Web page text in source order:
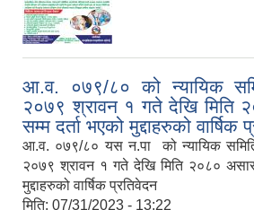
आ.व. ०७९/८० को न्यायिक
२०७९ श्रावन १ गते देखि मिति
सम्म दर्ता भएको मुद्दाहरुको वार्षिक
आ.व. ०७९/८० यस न.पा को न्यायिक समिति
२०७९ श्रावन १ गते देखि मिति २०८० असार
मुद्दाहरुको वार्षिक प्रतिवेदन
मिति: 07/31/2023 - 13:22